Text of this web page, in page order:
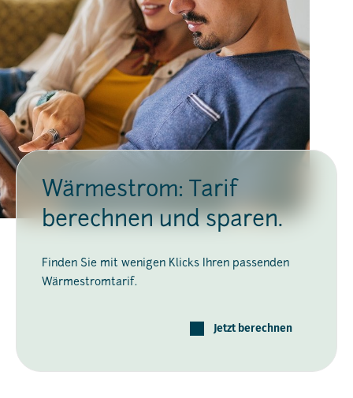
Wärmestrom: Tarif
berechnen und sparen.
Finden Sie mit wenigen Klicks Ihren passenden
Wärmestromtarif.
Jetzt berechnen